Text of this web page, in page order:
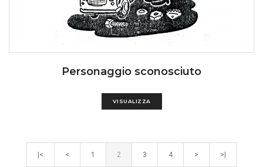
Personaggio sconosciuto
VISUALIZZA
|< < 1 2 3 4 > >|